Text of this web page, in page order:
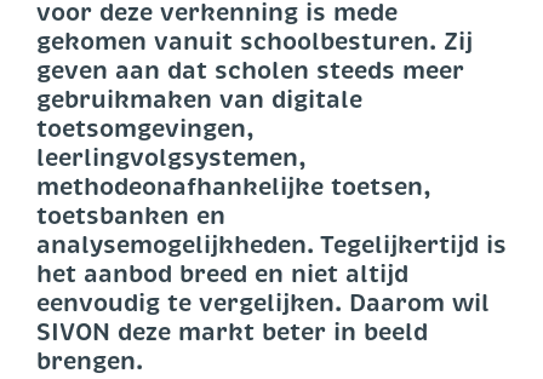
voor deze verkenning is mede
gekomen vanuit schoolbesturen. Zij
geven aan dat scholen steeds meer
gebruikmaken van digitale
toetsomgevingen,
leerlingvolgsystemen,
methodeonafhankelijke toetsen,
toetsbanken en
analysemogelijkheden. Tegelijkertijd is
het aanbod breed en niet altijd
eenvoudig te vergelijken. Daarom wil
SIVON deze markt beter in beeld
brengen.